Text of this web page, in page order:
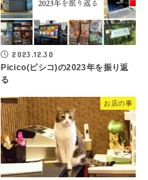
2023.12.30
Picico(ピシコ)の2023年を振り返
る
お店の事